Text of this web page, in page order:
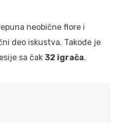
neobične flore i
deo iskustva. Takođe je
sa čak 32 igrača.